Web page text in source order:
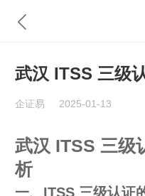
武汉 ITSS 三级
企证易 2025-01-13
武汉 ITSS 三级
析
一、ITSS 三级认证